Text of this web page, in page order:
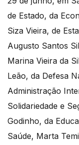
de Estado, da
Siza Vieira, de
Augusto Santos
Marina Vieira da
Leão, da Defesa
Administração
Solidariedade e
Godinho, da
Saúde, Marta